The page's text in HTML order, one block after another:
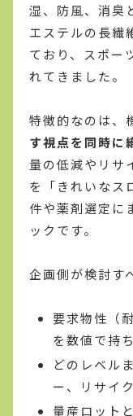
湿、防風、消臭
エステルの長繊
ており、スポー
れてきました。
特徴的なのは、
す視点を同時に
量の低減やリサ
を「きれいなス
件や薬剤選定に
ックです。
企画側が検討す
要求物性（
を数値で持
どのレベル
ー、リサイ
量産ロット